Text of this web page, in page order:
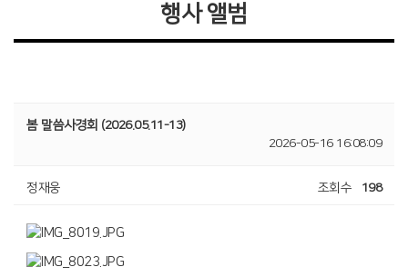
행사 앨범
봄 말씀사경회 (2026.05.11-13)
2026-05-16 16:08:09
정재웅 조회수 198